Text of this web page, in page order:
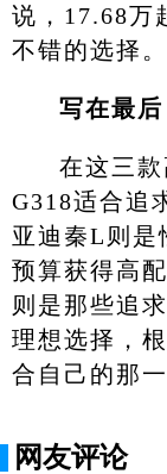
说，17.68万
不错的选择。
写在最后
在这三
G318适合追
亚迪秦L则是
预算获得高
则是那些追
理想选择，
合自己的那
网友评论